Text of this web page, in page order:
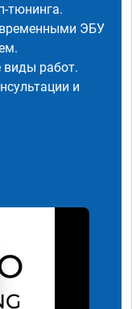
тюнинга.
ЭБУ
виды работ.
и